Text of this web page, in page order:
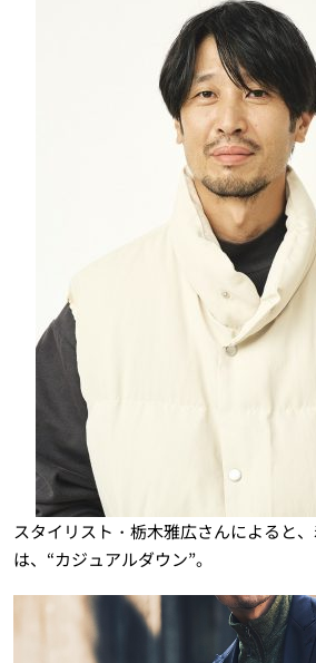
スタイリスト・栃木雅広さんによると
は、“カジュアルダウン”。